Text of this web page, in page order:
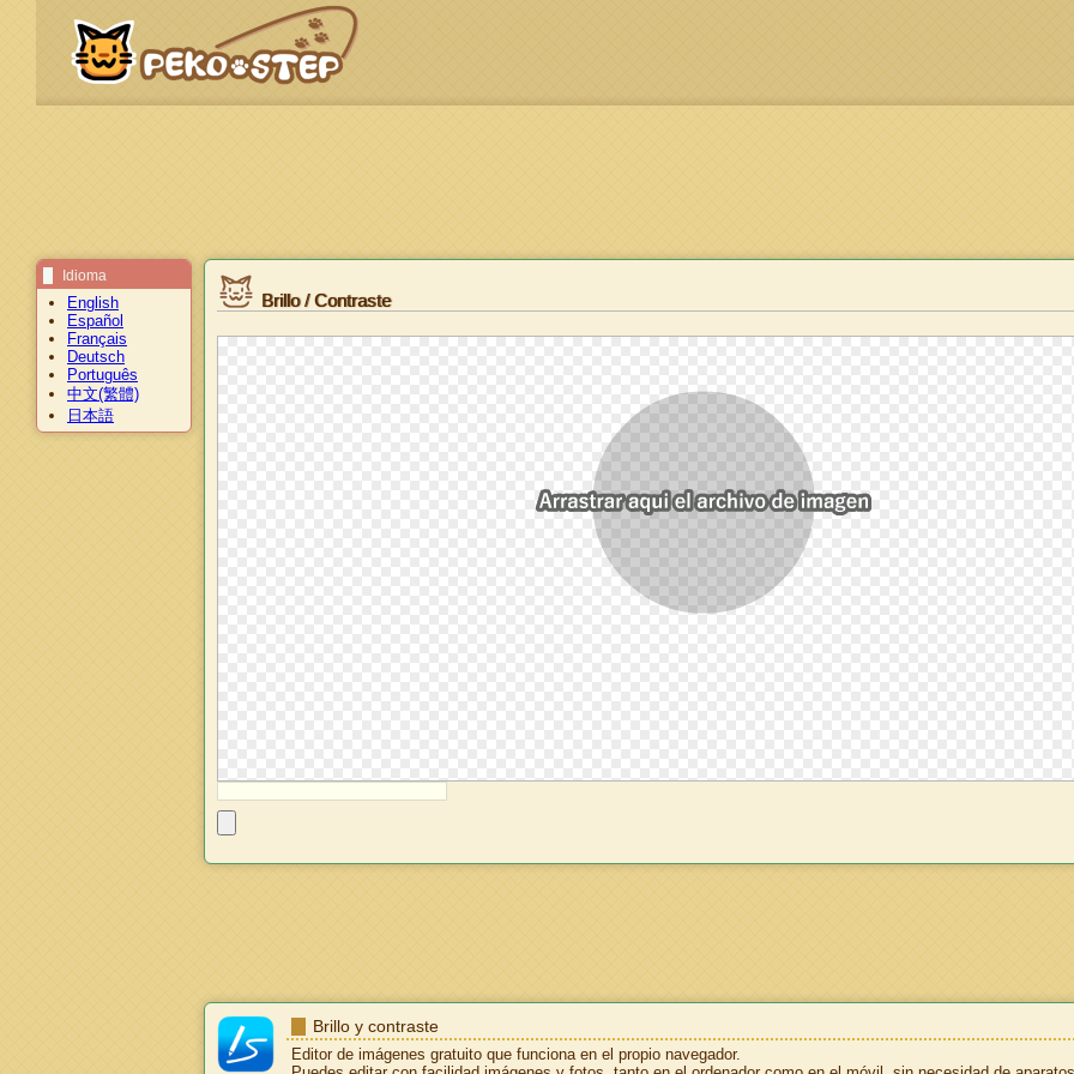
Brillo / Contraste
Idioma
English
Español
Français
Deutsch
Português
中文(繁體)
日本語
Brillo y contraste
Editor de imágenes gratuito que funciona en el propio navegador.